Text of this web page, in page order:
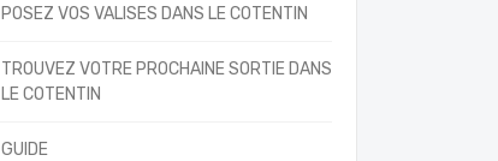
POSEZ VOS VALISES DANS LE COTENTIN
TROUVEZ VOTRE PROCHAINE SORTIE DANS
LE COTENTIN
GUIDE